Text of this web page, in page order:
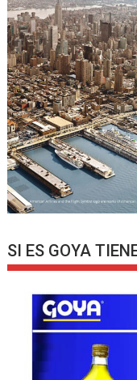
SI ES GOYA